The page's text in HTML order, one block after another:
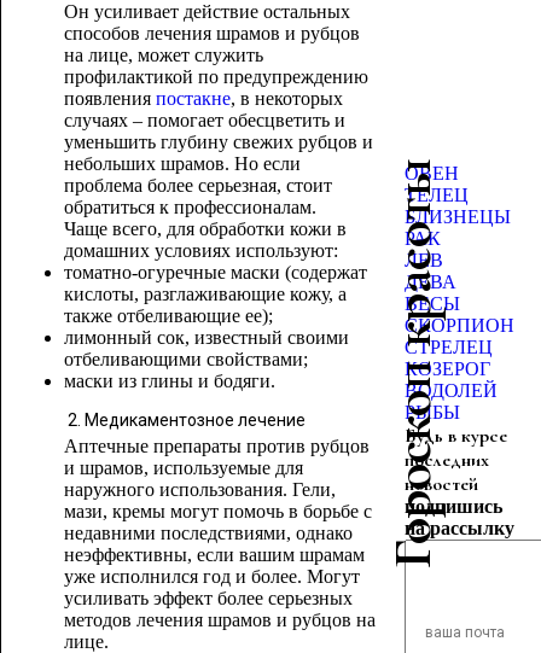
Он усиливает действие остальных
способов лечения шрамов и рубцов
на лице, может служить
профилактикой по предупреждению
появления постакне, в некоторых
случаях – помогает обесцветить и
уменьшить глубину свежих рубцов и
небольших шрамов. Но если
проблема более серьезная, стоит
обратиться к профессионалам.
Чаще всего, для обработки кожи в
домашних условиях используют:
томатно-огуречные маски (содержат
кислоты, разглаживающие кожу, а
также отбеливающие ее);
лимонный сок, известный своими
отбеливающими свойствами;
маски из глины и бодяги.
Медикаментозное лечение
Аптечные препараты против рубцов
и шрамов, используемые для
наружного использования. Гели,
мази, кремы могут помочь в борьбе с
недавними последствиями, однако
неэффективны, если вашим шрамам
уже исполнился год и более. Могут
усиливать эффект более серьезных
методов лечения шрамов и рубцов на
лице.
Гороскоп красоты
ОВЕН
ТЕЛЕЦ
БЛИЗНЕЦЫ
РАК
ЛЕВ
ДЕВА
ВЕСЫ
СКОРПИОН
СТРЕЛЕЦ
КОЗЕРОГ
ВОДОЛЕЙ
РЫБЫ
Будь в курсе
последних
новостей
подпишись
на рассылку